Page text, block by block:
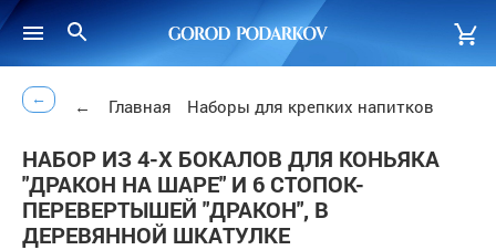
← ← Главная Наборы для крепких напитков
НАБОР ИЗ 4-Х БОКАЛОВ ДЛЯ КОНЬЯКА
"ДРАКОН НА ШАРЕ" И 6 СТОПОК-
ПЕРЕВЕРТЫШЕЙ "ДРАКОН", В
ДЕРЕВЯННОЙ ШКАТУЛКЕ